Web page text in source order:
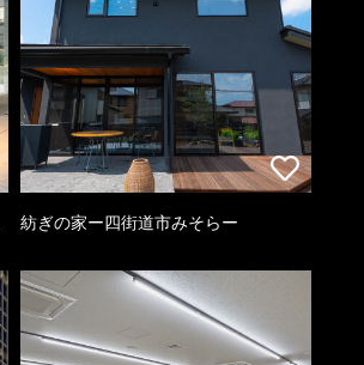
紡ぎの家ー四街道市みそらー